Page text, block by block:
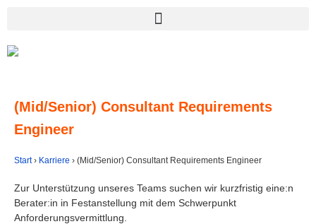
(Mid/Senior) Consultant Requirements
Engineer
Start› Karriere › (Mid/Senior) Consultant Requirements Engineer
Zur Unterstützung unseres Teams suchen wir kurzfristig eine:n
Berater:in in Festanstellung mit dem Schwerpunkt
Anforderungsvermittlung.